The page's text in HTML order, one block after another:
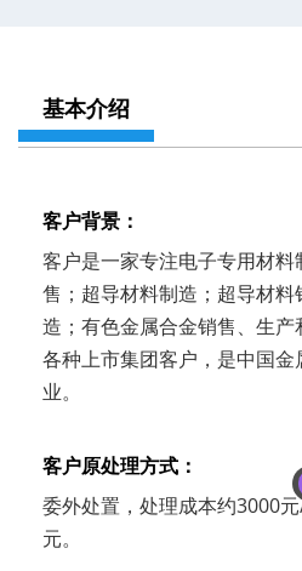
基本介绍
客户背景：
客户是一家专注电子专用材
售；超导材料制造；超导材
造；有色金属合金销售、生
各种上市集团客户，是中国
业。
客户原处理方式：
委外处置，处理成本约3000
元。